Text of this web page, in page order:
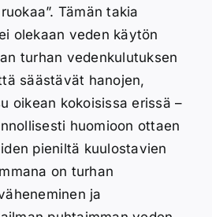
Tämän takia
olekaan veden käytön
turhan vedenkulutuksen
säästävät hanojen,
oikean kokoisissa erissä –
huomioon ottaen
pieniltä kuulostavien
on turhan
ja